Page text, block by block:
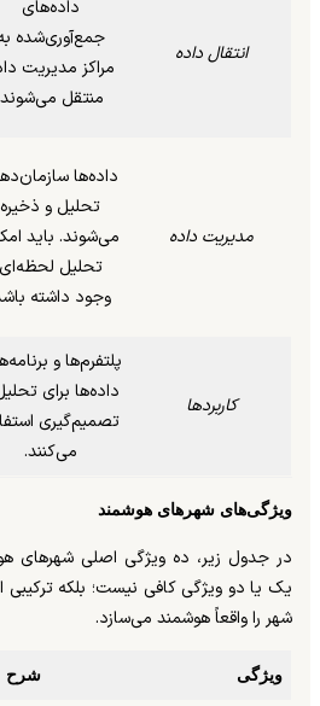
انتقال داده
داده‌های
جمع‌آوری‌شده
مراکز مدیریت
منتقل
مدیریت داده
داده‌ها
تحلیل و ذخیره
می‌شوند. باید
تحلیل لحظه‌ای
وجود داشته
کاربردها
پلتفرم‌ها و
داده‌ها برای
تصمیم‌گیری
می‌کنند.
ویژگی‌های شهرهای هوشمند
در جدول زیر، ده ویژگی اصلی شهرهای
یک یا دو ویژگی کافی نیست؛ بلکه ترکیبی
شهر را واقعاً هوشمند می‌سازد.
ویژگی شرح